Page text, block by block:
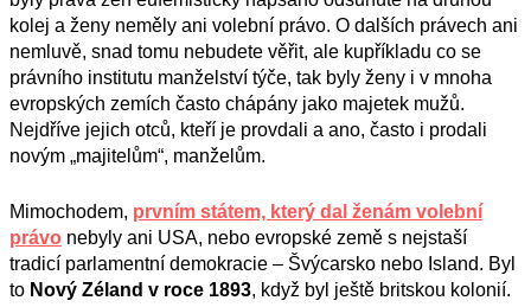
kolej a ženy neměly ani volební právo. O dalších právech ani
nemluvě, snad tomu nebudete věřit, ale kupříkladu co se
právního institutu manželství týče, tak byly ženy i v mnoha
evropských zemích často chápány jako majetek mužů.
Nejdříve jejich otců, kteří je provdali a ano, často i prodali
novým „majitelům“, manželům.
Mimochodem, prvním státem, který dal ženám volební
právo nebyly ani USA, nebo evropské země s nejstaší
tradicí parlamentní demokracie – Švýcarsko nebo Island. Byl
to Nový Zéland v roce 1893, když byl ještě britskou kolonií.